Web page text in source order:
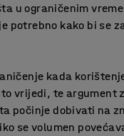
u ograničenim
potrebno kako bi se
kada
vrijedi, te argument
počinje dobivati ​​na
se volumen